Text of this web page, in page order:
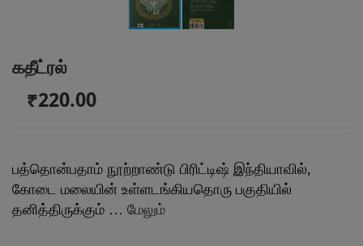
கதீட்ரல்
₹220.00
பத்தொன்பதாம் நூற்றாண்டு பிரிட்டிஷ் இந்தியாவில்,
கோடை மலையின் உள்ளடங்கியதொரு பகுதியில்
தனித்திருக்கும் … மேலும்